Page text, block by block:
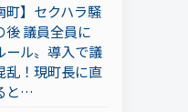
町】セクハラ騒
後 議員全員に
ール〟導入で議
乱！現町長に直
と…